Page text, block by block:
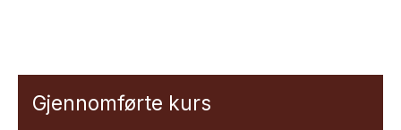
Gjennomførte kurs